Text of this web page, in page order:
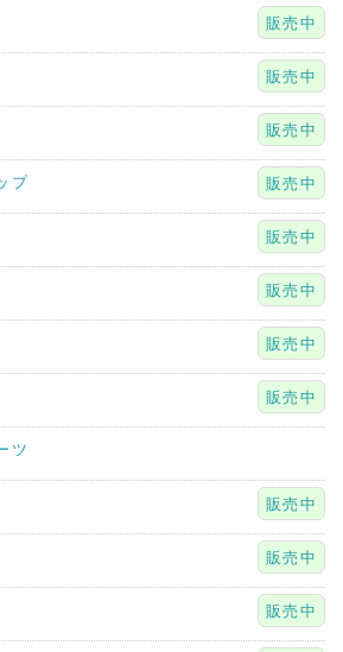
販売中
販売中
販売中
プ 販売中
販売中
販売中
販売中
販売中
ツ
販売中
販売中
販売中